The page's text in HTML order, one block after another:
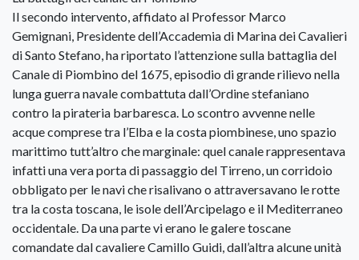
Il secondo intervento, affidato al Professor Marco
Gemignani, Presidente dell’Accademia di Marina dei Cavalieri
di Santo Stefano, ha riportato l’attenzione sulla battaglia del
Canale di Piombino del 1675, episodio di grande rilievo nella
lunga guerra navale combattuta dall’Ordine stefaniano
contro la pirateria barbaresca. Lo scontro avvenne nelle
acque comprese tra l’Elba e la costa piombinese, uno spazio
marittimo tutt’altro che marginale: quel canale rappresentava
infatti una vera porta di passaggio del Tirreno, un corridoio
obbligato per le navi che risalivano o attraversavano le rotte
tra la costa toscana, le isole dell’Arcipelago e il Mediterraneo
occidentale. Da una parte vi erano le galere toscane
comandate dal cavaliere Camillo Guidi, dall’altra alcune unità